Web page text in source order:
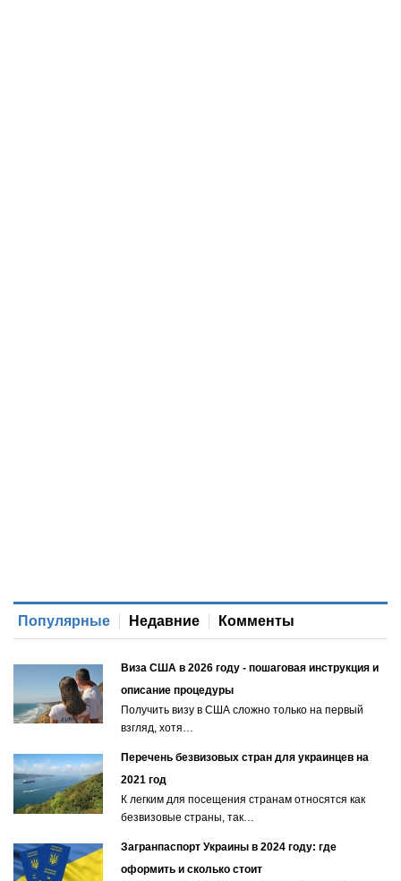
Популярные Недавние Комменты
Виза США в 2026 году - пошаговая инструкция и
описание процедуры
Получить визу в США сложно только на первый
взгляд, хотя…
Перечень безвизовых стран для украинцев на
2021 год
К легким для посещения странам относятся как
безвизовые страны, так…
Загранпаспорт Украины в 2024 году: где
оформить и сколько стоит